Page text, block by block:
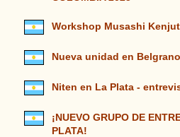
Workshop Musashi
Nueva unidad en Belgrano
Niten en La Plata -
¡NUEVO GRUPO DE
PLATA!